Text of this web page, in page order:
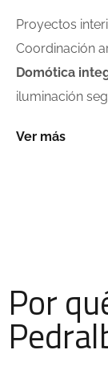
Proyectos
Coordinación
Domótica
iluminación
Ver más
Por